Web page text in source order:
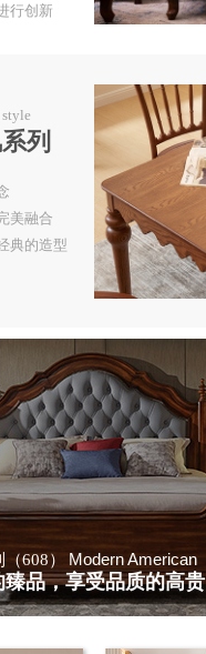
行创新
列
美融合
典的造型
608） Modern American
臻品，享受品质的高贵